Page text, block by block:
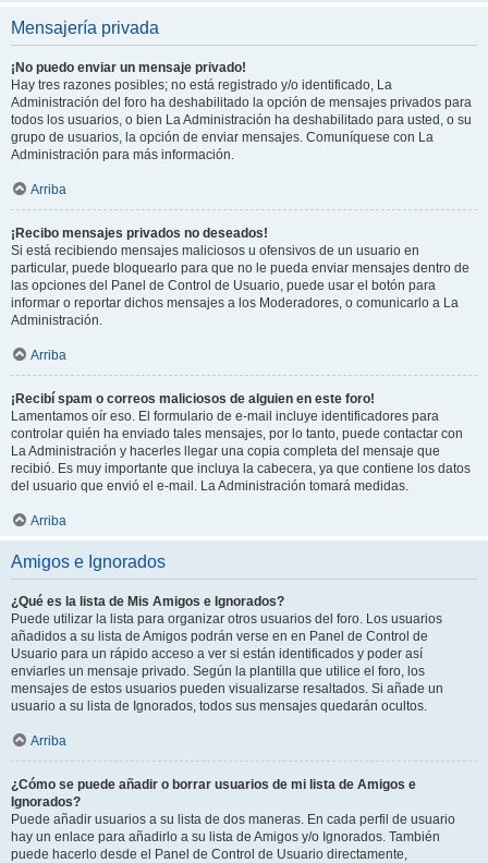
Mensajería privada
¡No puedo enviar un mensaje privado!
Hay tres razones posibles; no está registrado y/o identificado, La
Administración del foro ha deshabilitado la opción de mensajes privados para
todos los usuarios, o bien La Administración ha deshabilitado para usted, o su
grupo de usuarios, la opción de enviar mensajes. Comuníquese con La
Administración para más información.
Arriba
¡Recibo mensajes privados no deseados!
Si está recibiendo mensajes maliciosos u ofensivos de un usuario en
particular, puede bloquearlo para que no le pueda enviar mensajes dentro de
las opciones del Panel de Control de Usuario, puede usar el botón para
informar o reportar dichos mensajes a los Moderadores, o comunicarlo a La
Administración.
Arriba
¡Recibí spam o correos maliciosos de alguien en este foro!
Lamentamos oír eso. El formulario de e-mail incluye identificadores para
controlar quién ha enviado tales mensajes, por lo tanto, puede contactar con
La Administración y hacerles llegar una copia completa del mensaje que
recibió. Es muy importante que incluya la cabecera, ya que contiene los datos
del usuario que envió el e-mail. La Administración tomará medidas.
Arriba
Amigos e Ignorados
¿Qué es la lista de Mis Amigos e Ignorados?
Puede utilizar la lista para organizar otros usuarios del foro. Los usuarios
añadidos a su lista de Amigos podrán verse en en Panel de Control de
Usuario para un rápido acceso a ver si están identificados y poder así
enviarles un mensaje privado. Según la plantilla que utilice el foro, los
mensajes de estos usuarios pueden visualizarse resaltados. Si añade un
usuario a su lista de Ignorados, todos sus mensajes quedarán ocultos.
Arriba
¿Cómo se puede añadir o borrar usuarios de mi lista de Amigos e
Ignorados?
Puede añadir usuarios a su lista de dos maneras. En cada perfil de usuario
hay un enlace para añadirlo a su lista de Amigos y/o Ignorados. También
puede hacerlo desde el Panel de Control de Usuario directamente,